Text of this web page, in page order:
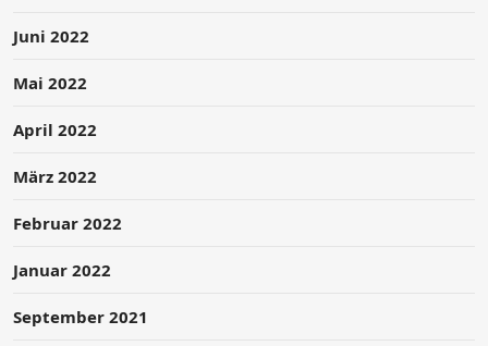
Juni 2022
Mai 2022
April 2022
März 2022
Februar 2022
Januar 2022
September 2021